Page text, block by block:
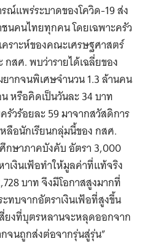
ณ์แพร่ระบาดของโควิด-19 ส่ง
นคนไทยทุกคน โดยเฉพาะครัว
คราะห์ของคณะเศรษฐศาสตร์
สศ. พบว่ารายได้เฉลี่ยของ
ากจนพิเศษจำนวน 1.3 ล้านคน
หรือคิดเป็นวันละ 34 บาท
รัวร้อยละ 59 มาจากสวัสดิการ
ลือนักเรียนกลุ่มนี้ของ กสศ.
กษาภาคบังคับ อัตรา 3,000
งินเฟ้อทำให้มูลค่าที่แท้จริง
บาท จึงมีโอกาสสูงมากที่
ทบจากอัตราเงินเฟ้อที่สูงขึ้น
ยงที่บุตรหลานจะหลุดออกจาก
จนถูกส่งต่อจากรุ่นสู่รุ่น”